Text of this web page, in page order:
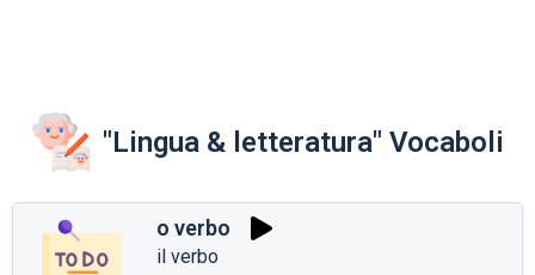
"Lingua & letteratura" Vocaboli
o verbo
il verbo